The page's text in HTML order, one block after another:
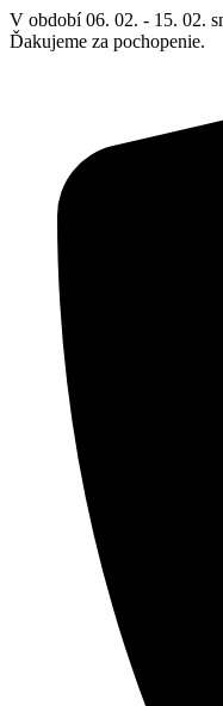
Preskočiť
na
V období 06. 02. - 15. 02.
Ďakujeme za pochopenie.